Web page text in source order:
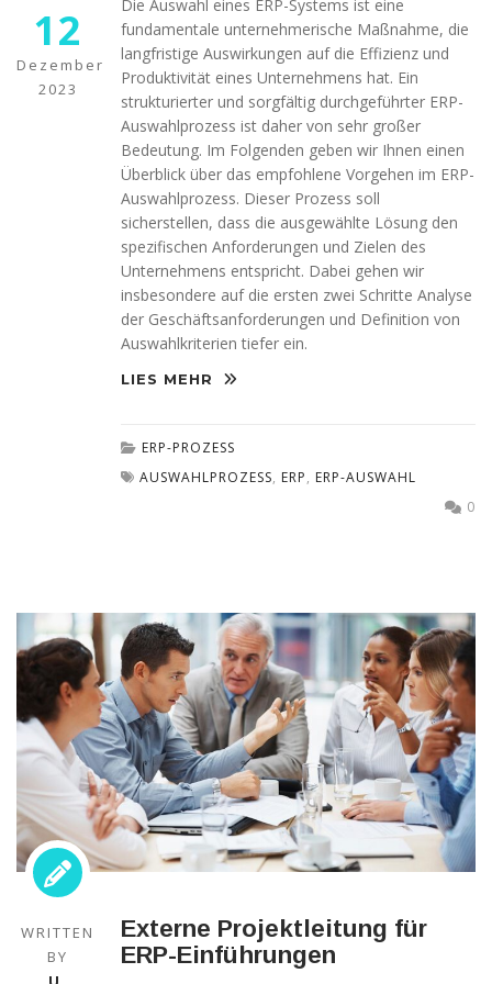
12
Dezember
2023
Die Auswahl eines ERP-Systems ist eine
fundamentale unternehmerische Maßnahme, die
langfristige Auswirkungen auf die Effizienz und
Produktivität eines Unternehmens hat. Ein
strukturierter und sorgfältig durchgeführter ERP-
Auswahlprozess ist daher von sehr großer
Bedeutung. Im Folgenden geben wir Ihnen einen
Überblick über das empfohlene Vorgehen im ERP-
Auswahlprozess. Dieser Prozess soll
sicherstellen, dass die ausgewählte Lösung den
spezifischen Anforderungen und Zielen des
Unternehmens entspricht. Dabei gehen wir
insbesondere auf die ersten zwei Schritte Analyse
der Geschäftsanforderungen und Definition von
Auswahlkriterien tiefer ein.
LIES MEHR
ERP-PROZESS
AUSWAHLPROZESS, ERP, ERP-AUSWAHL
0
WRITTEN
BY
Externe Projektleitung für
ERP-Einführungen
Cookies
ablehnen,
werden
einige
„Marketing Cookies“
ermöglichen es uns,
Nutzungsverhaltens.
Dies erfolgt auch
Drittanbietern (wie
z. B. Facebook oder
Google) eingesetzt
und
(pseudonymisierte)
Daten Ihres
Surfverhaltens an
diese
weitergegeben und
von ihnen
ausgewertet und
weiterverwendet.